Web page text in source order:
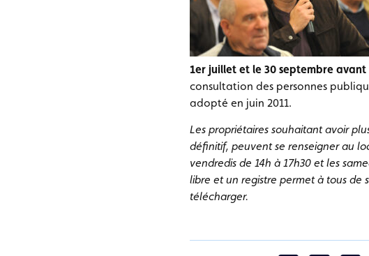
1er juillet et le 30 septembre
consultation des personnes
adopté en juin 2011.
Les propriétaires souhaitant avoir
définitif, peuvent se renseigner au
vendredis de 14h à 17h30 et les
libre et un registre permet à tous de
télécharger.